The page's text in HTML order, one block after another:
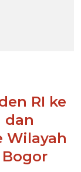
RI ke
dan
Wilayah